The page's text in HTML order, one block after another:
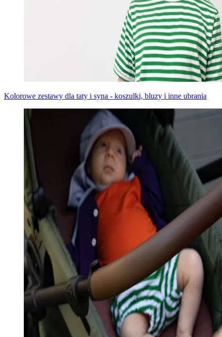
Kolorowe zestawy dla taty i syna - koszulki, bluzy i inne ubrania